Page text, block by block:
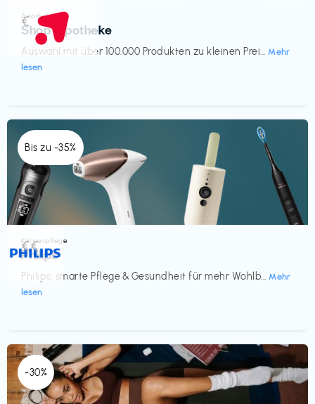
Apotheke
Shop Apotheke
Auswahl mit über 100.000 Produkten zu kleinen Prei... Mehr
lesen
€‎
Bis zu -35%
Körperpflege
Philips
Philips: smarte Pflege & Gesundheit für mehr Wohlb... Mehr
lesen
€€‎
-30%